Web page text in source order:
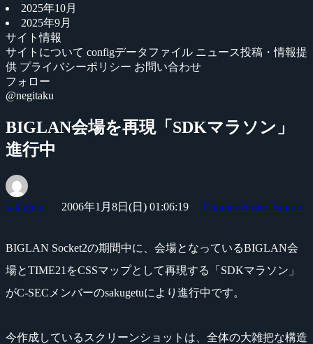
2025年10月
2025年9月
サイト情報
サイトについて configデータファイル ニュース投稿・情報提
供 プライバシーポリシー お問い合わせ
フォロー
@negitaku
BIGLAN会場を再現「SDKマラソン」
進行中
sakugetu 2006年1月8日(日) 01:06:19 Counter-Strike: Source
BIGLAN Socket2の期間中に、会場となっているBIGLAN会
場とTIME21をCSSマップとして再現する「SDKマラソン」
がC-SECメンバーのsakugetuにより進行中です。
今作成しているスクリーンショットは、全体の大雑把な構造